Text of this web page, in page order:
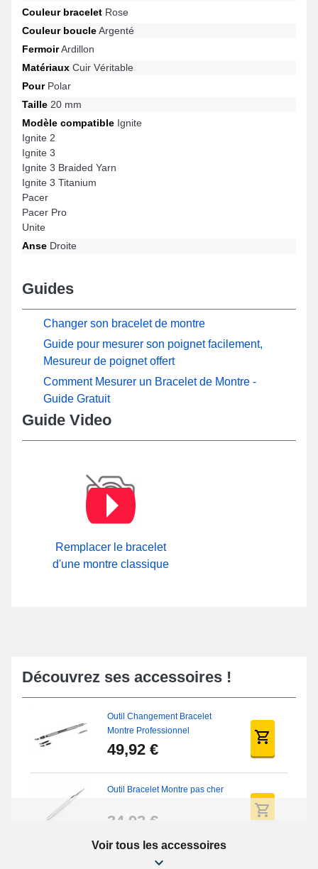
disponibles de la marque Polar, garantissant un port
ergonomique avec une élégance remarquable.
Couleur bracelet Rose
Couleur boucleArgenté
FermoirArdillon
Matériaux Cuir Véritable
PourPolar
Taille 20 mm
Modèle compatible Ignite
Ignite 2
Ignite 3
Ignite 3 Braided Yarn
Ignite 3 Titanium
Pacer
Pacer Pro
Unite
Anse Droite
Guides
Changer son bracelet de montre
Guide pour mesurer son poignet facilement,
Mesureur de poignet offert
Comment Mesurer un Bracelet de Montre -
Guide Gratuit
Guide Video
Remplacer le bracelet
d'une montre classique
Découvrez ses accessoires !
Outil Changement Bracelet
Montre Professionnel
49,92 €
Outil Bracelet Montre pas cher
34,92 €
Kit Réparation Montre Débutant
Voir tous les accessoires